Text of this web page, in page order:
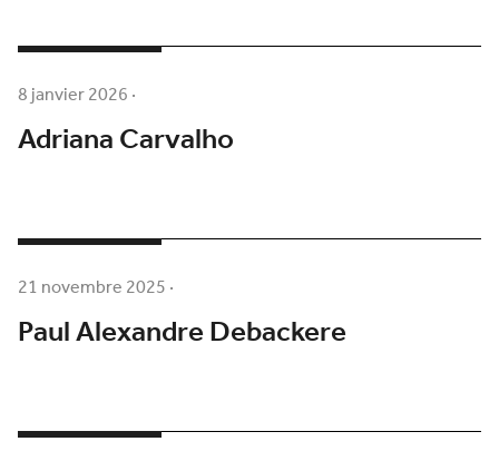
8 janvier 2026·
Adriana Carvalho
21 novembre 2025·
Paul Alexandre Debackere